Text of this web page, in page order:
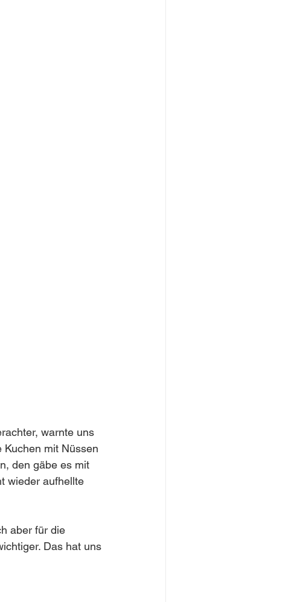
warnte uns
Kuchen mit Nüssen
den gäbe es mit
wieder aufhellte
aber für die
Das hat uns